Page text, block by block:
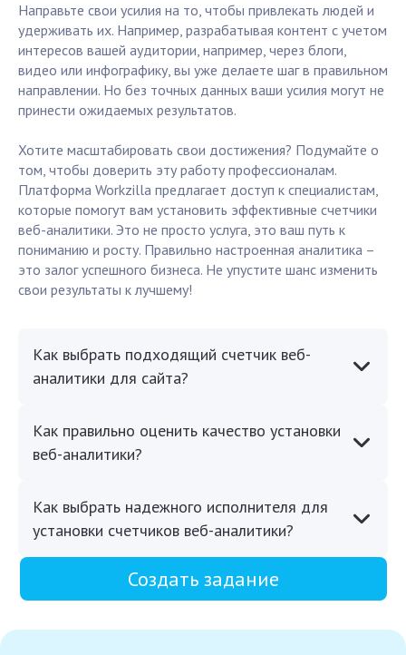
Направьте свои усилия на то, чтобы привлекать людей и
удерживать их. Например, разрабатывая контент с учетом
интересов вашей аудитории, например, через блоги,
видео или инфографику, вы уже делаете шаг в правильном
направлении. Но без точных данных ваши усилия могут не
принести ожидаемых результатов.
Хотите масштабировать свои достижения? Подумайте о
том, чтобы доверить эту работу профессионалам.
Платформа Workzilla предлагает доступ к специалистам,
которые помогут вам установить эффективные счетчики
веб-аналитики. Это не просто услуга, это ваш путь к
пониманию и росту. Правильно настроенная аналитика –
это залог успешного бизнеса. Не упустите шанс изменить
свои результаты к лучшему!
Как выбрать подходящий счетчик веб-
аналитики для сайта?
Как правильно оценить качество установки
веб-аналитики?
Как выбрать надежного исполнителя для
установки счетчиков веб-аналитики?
Создать задание